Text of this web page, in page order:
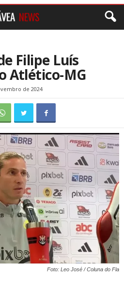
Filipe Luís
Atlético-MG
de 2024
Foto: Leo José / Coluna do Fla